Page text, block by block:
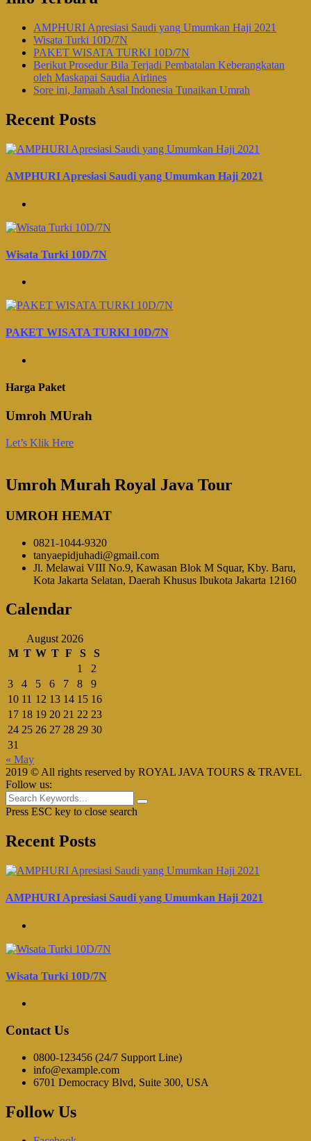
AMPHURI Apresiasi Saudi yang Umumkan Haji 2021
Wisata Turki 10D/7N
PAKET WISATA TURKI 10D/7N
Berikut Prosedur Bila Terjadi Pembatalan Keberangkatan
oleh Maskapai Saudia Airlines
Sore ini, Jamaah Asal Indonesia Tunaikan Umrah
Recent Posts
AMPHURI Apresiasi Saudi yang Umumkan Haji 2021
Wisata Turki 10D/7N
PAKET WISATA TURKI 10D/7N
Harga Paket
Umroh MUrah
Let’s Klik Here
Umroh Murah Royal Java Tour
UMROH HEMAT
0821-1044-9320
tanyaepidjuhadi@gmail.com
Jl. Melawai VIII No.9, Kawasan Blok M Squar, Kby. Baru,
Kota Jakarta Selatan, Daerah Khusus Ibukota Jakarta 12160
Calendar
August 2026
M T W T F S
S
1
2
3
4 5 6 7 8
9
10 11 12 13 14 15 16
17 18 19 20 21 22 23
24 25 26 27 28 29 30
31
« May
2019 © All rights reserved by ROYAL JAVA TOURS & TRAVEL
Follow us:
Press ESC key to close search
Recent Posts
AMPHURI Apresiasi Saudi yang Umumkan Haji 2021
Wisata Turki 10D/7N
Contact Us
0800-123456 (24/7 Support Line)
info@example.com
6701 Democracy Blvd, Suite 300, USA
Follow Us